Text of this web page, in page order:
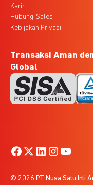
Karir
Hubungi Sales
Kebijakan Privasi
Transaksi Aman
Global
© 2026 PT Nusa Satu Inti